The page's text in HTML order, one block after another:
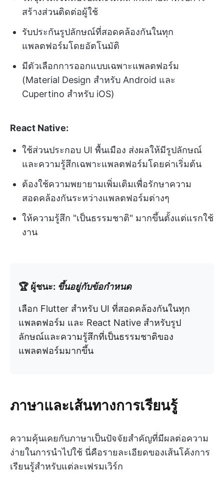
สร้างส่วนติดต่อผู้ใช้
รับประกันรูปลักษณ์ที่สอดคล้องกันในทุก
แพลตฟอร์มโดยอัตโนมัติ
มีตัวเลือกการออกแบบเฉพาะแพลตฟอร์ม
(Material Design สำหรับ Android และ
Cupertino สำหรับ iOS)
React Native:
ใช้ส่วนประกอบ UI พื้นเมือง ส่งผลให้มีรูปลักษณ์
และความรู้สึกเฉพาะแพลตฟอร์มโดยค่าเริ่มต้น
ต้องใช้ความพยายามเพิ่มเติมเพื่อรักษาความ
สอดคล้องกันระหว่างแพลตฟอร์มต่างๆ
ให้ความรู้สึก "เป็นธรรมชาติ" มากขึ้นตั้งแต่แรกใช้
งาน
🏆 ผู้ชนะ: ขึ้นอยู่กับข้อกำหนด
เลือก Flutter สำหรับ UI ที่สอดคล้องกันในทุก
แพลตฟอร์ม และ React Native สำหรับรูป
ลักษณ์และความรู้สึกที่เป็นธรรมชาติของ
แพลตฟอร์มมากขึ้น
ภาษาและเส้นทางการเรียนรู้
ความคุ้นเคยกับภาษาเป็นปัจจัยสำคัญที่มีผลต่อความ
ง่ายในการนำไปใช้ นี่คือรายละเอียดของเส้นโค้งการ
เรียนรู้สำหรับแต่ละเฟรมเวิร์ก